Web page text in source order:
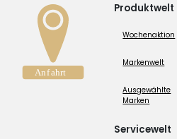
Produktwelt
Wochenaktion
Markenwelt
Ausgewählte
Marken
Servicewelt